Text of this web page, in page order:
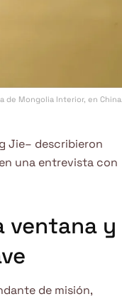
Mongolia Interior, en China.
Jie– describieron
una entrevista con
ventana y
de misión,